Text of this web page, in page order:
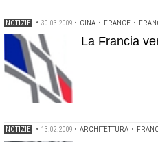
NOTIZIE • 30.03.2009 • CINA • FRANCE •
La Francia
NOTIZIE • 13.02.2009 • ARCHITETTURA •